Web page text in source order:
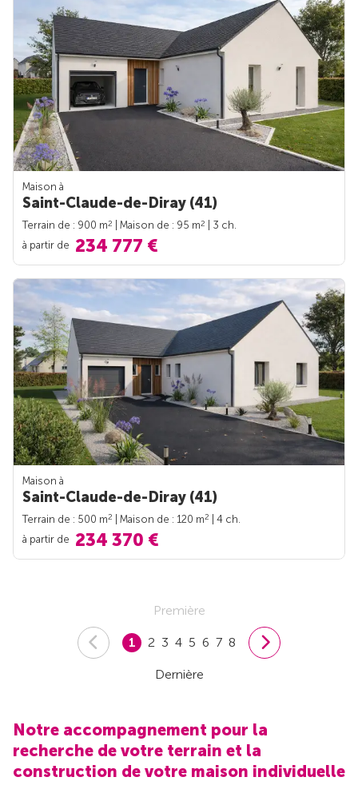
Maison à
Saint-Claude-de-Diray (41)
Terrain de : 900 m2 | Maison de : 95 m2
| 3 ch.
à partir de 234 777 €
Maison à
Saint-Claude-de-Diray (41)
Terrain de : 500 m2 | Maison de : 120 m2
| 4 ch.
à partir de 234 370 €
Première
1 2 3 4 5 6 7 8
Dernière
Notre accompagnement pour la
recherche de votre terrain et la
construction de votre maison individuelle